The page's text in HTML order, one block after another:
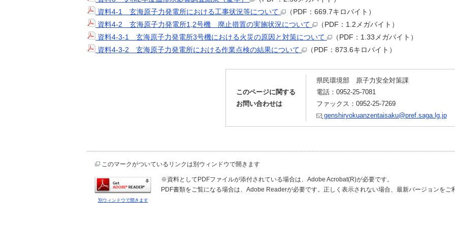
資料4-1 玄海原子力発電所における工事状況等について
（PDF：669.7キロバイト）
資料4-2 玄海原子力発電所1,2号機 廃止措置の実施状況について
（PDF：1.2メガバイト）
資料4-3-1 玄海原子力発電所3号機における火災の原因と対策について
（PDF：1.33メガバイト）
資料4-3-2 玄海原子力発電所における作業点検の結果について
（PDF：873.6キロバイト）
このページに関する
お問い合わせは
県民環境部 原子力安全対策課
電話：0952-25-7081
ファックス：0952-25-7269
genshiryokuanzentaisaku@pref.saga.lg.jp
このマークがついているリンクは別ウィンドウで開きます
別ウィンドウで開きます
※資料としてPDFファイルが添付されている場合は、Adobe Acrobat(R)が必要です。
PDF書類をご覧になる場合は、Adobe Readerが必要です。正しく表示されない場合、最新バージョンをご